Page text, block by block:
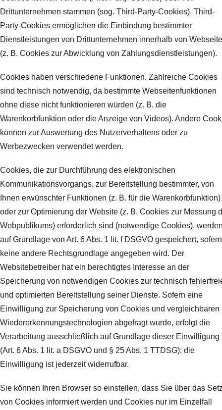
Drittunternehmen stammen (sog. Third-Party-Cookies). Third-
Party-Cookies ermöglichen die Einbindung bestimmter
Dienstleistungen von Drittunternehmen innerhalb von
(z. B. Cookies zur Abwicklung von Zahlungsdienstleistungen).
Cookies haben verschiedene Funktionen. Zahlreiche Cookies
sind technisch notwendig, da bestimmte Webseitenfunktionen
ohne diese nicht funktionieren würden (z. B. die
Warenkorbfunktion oder die Anzeige von Videos). Andere
können zur Auswertung des Nutzerverhaltens oder zu
Werbezwecken verwendet werden.
Cookies, die zur Durchführung des elektronischen
Kommunikationsvorgangs, zur Bereitstellung bestimmter, von
Ihnen erwünschter Funktionen (z. B. für die Warenkorbfunktion)
oder zur Optimierung der Website (z. B. Cookies zur Messung
Webpublikums) erforderlich sind (notwendige Cookies),
auf Grundlage von Art. 6 Abs. 1 lit. f DSGVO gespeichert, sofern
keine andere Rechtsgrundlage angegeben wird. Der
Websitebetreiber hat ein berechtigtes Interesse an der
Speicherung von notwendigen Cookies zur technisch
und optimierten Bereitstellung seiner Dienste. Sofern eine
Einwilligung zur Speicherung von Cookies und vergleichbaren
Wiedererkennungstechnologien abgefragt wurde, erfolgt die
Verarbeitung ausschließlich auf Grundlage dieser Einwilligung
(Art. 6 Abs. 1 lit. a DSGVO und § 25 Abs. 1 TTDSG); die
Einwilligung ist jederzeit widerrufbar.
Sie können Ihren Browser so einstellen, dass Sie über das
von Cookies informiert werden und Cookies nur im Einzelfall